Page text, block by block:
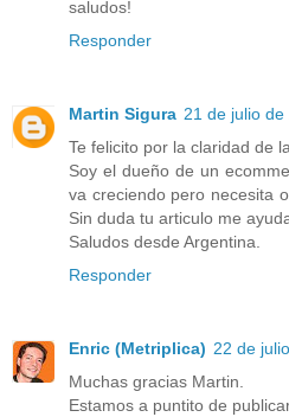
saludos!
Responder
Martin Sigura 21 de julio de
Te felicito por la claridad de
Soy el dueño de un
va creciendo pero necesita
Sin duda tu articulo me
Saludos desde Argentina.
Responder
Enric (Metriplica) 22 de
Muchas gracias Martin.
Estamos a puntito de